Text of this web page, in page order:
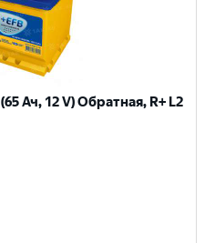
Ач, 12 V) Обратная, R+ L2